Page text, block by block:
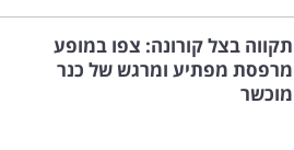
תקווה בצל קורונה: צפו במופע
מרפסת מפתיע ומרגש של כנר
מוכשר